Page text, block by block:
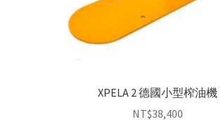
XPELA 2 德國小型榨油機
NT$38,400